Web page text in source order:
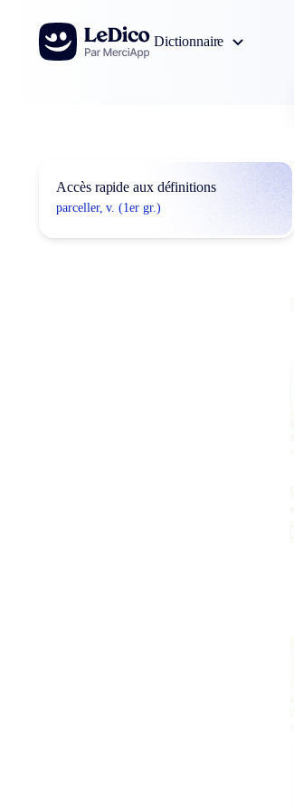
Aller au contenu
Dictionnaire
Accès rapide aux définitions
parceller, v. (1er gr.)